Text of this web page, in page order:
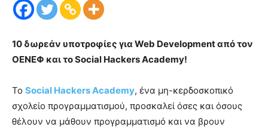
10 δωρεάν υποτροφίες για Web Development από τον
ΟΕΝΕΦ και το Social Hackers Academy!
Το Social Hackers Academy, ένα μη-κερδοσκοπικό
σχολείο προγραμματισμού, προσκαλεί όσες και όσους
θέλουν να μάθουν προγραμματισμό και να βρουν